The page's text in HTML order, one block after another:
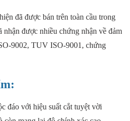
đã được bán trên toàn cầu trong
được nhiều chứng nhận về đảm
9002, TUV ISO-9001, chứng
đáo với hiệu suất cắt tuyệt vời